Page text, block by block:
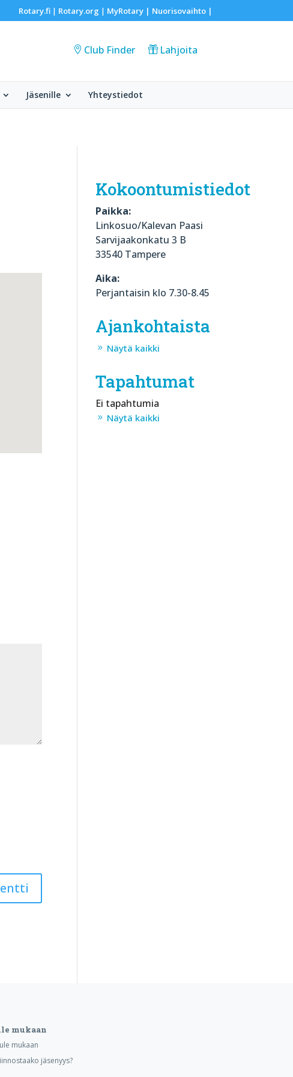
Rotary.fi| Rotary.org | MyRotary | Nuorisovaihto|
Club Finder Lahjoita
Jäsenille Yhteystiedot
Kokoontumistiedot
Paikka:
Linkosuo/Kalevan Paasi
Sarvijaakonkatu 3 B
33540 Tampere
Aika:
Perjantaisin klo 7.30-8.45
Ajankohtaista
Näytä kaikki
Tapahtumat
Ei tapahtumia
Näytä kaikki
mukaan
mukaan
jäsenyys?